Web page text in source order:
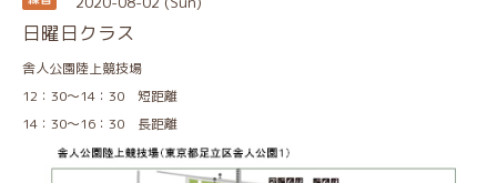
日曜日クラス
舎人公園陸上競技場
12：30～14：30 短距離
14：30～16：30 長距離